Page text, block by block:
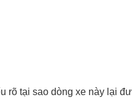
rõ tại sao dòng xe này lại